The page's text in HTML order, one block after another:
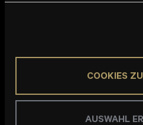
COOKIES
AUSWAHL